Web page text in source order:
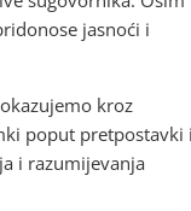
jasnoći i
kroz
poput pretpostavki i
i razumijevanja